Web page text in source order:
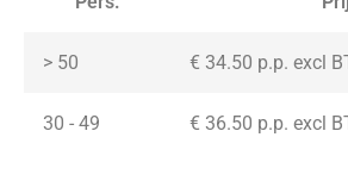
> 50 € 34.50 p.p. excl
30 - 49 € 36.50 p.p. excl